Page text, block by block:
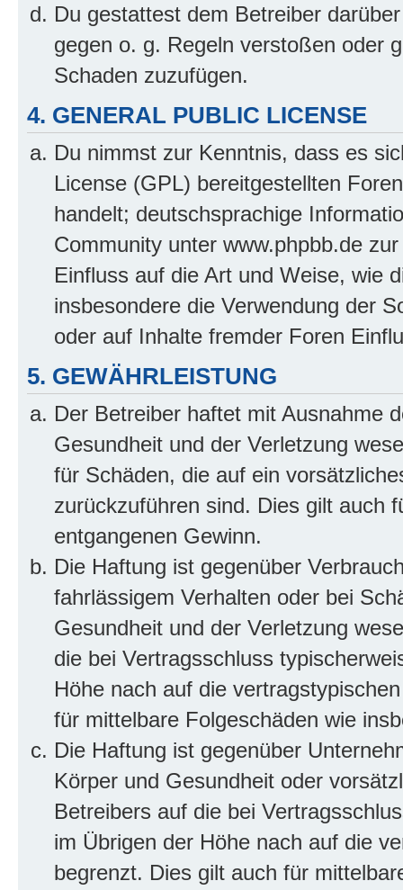
Du gestattest dem Betreiber
gegen o. g. Regeln verstoßen oder
Schaden zuzufügen.
4. GENERAL PUBLIC LICENSE
Du nimmst zur Kenntnis, dass es
License (GPL) bereitgestellten
handelt; deutschsprachige
Community unter www.phpbb.de
Einfluss auf die Art und Weise, wie
insbesondere die Verwendung der
oder auf Inhalte fremder Foren
5. GEWÄHRLEISTUNG
Der Betreiber haftet mit Ausnahme
Gesundheit und der Verletzung
für Schäden, die auf ein
zurückzuführen sind. Dies gilt auch
entgangenen Gewinn.
Die Haftung ist gegenüber
fahrlässigem Verhalten oder bei
Gesundheit und der Verletzung
die bei Vertragsschluss
Höhe nach auf die
für mittelbare Folgeschäden wie
Die Haftung ist gegenüber
Körper und Gesundheit oder
Betreibers auf die bei
im Übrigen der Höhe nach auf die
begrenzt. Dies gilt auch für